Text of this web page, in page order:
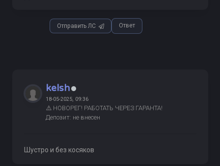
Отправить ЛС Ответ
kelsh
18-05-2025, 09:36
⚠️ НОВОРЕГ! РАБОТАТЬ ЧЕРЕЗ ГАРАНТА!
Депозит: не внесен
Шустро и без косяков